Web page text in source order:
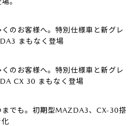
のお客様へ。特別仕様車と新グレ
まもなく登場
のお客様へ。特別仕様車と新グレ
CX 30 まもなく登場
までも。初期型MAZDA3、CX-30搭